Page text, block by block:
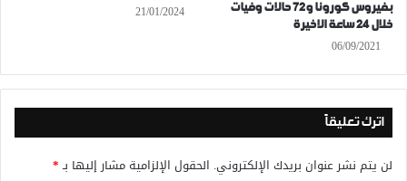
بفيروس كورونا و72 حالات وفيات
خلال 24 ساعة الاخيرة
06/09/2021
21/01/2024
اترك تعليقاً
لن يتم نشر عنوان بريدك الإلكتروني. الحقول الإلزامية مشار إليها بـ*